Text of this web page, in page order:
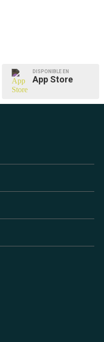
DISPONIBLE EN
App Store